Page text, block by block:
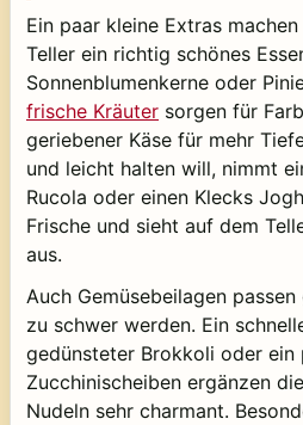
Ein paar kleine Extras
Teller ein richtig schönes
Sonnenblumenkerne oder
frische Kräuter sorgen für
geriebener Käse für mehr
und leicht halten will, nimmt
Rucola oder einen Klecks
Frische und sieht auf dem
aus.
Auch Gemüsebeilagen
zu schwer werden. Ein
gedünsteter Brokkoli oder ein
Zucchinischeiben ergänzen
Nudeln sehr charmant.